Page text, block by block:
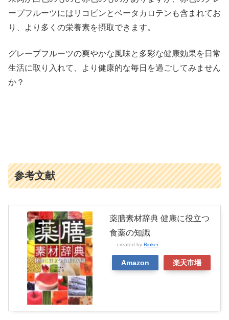
ープフルーツにはリコピンとベータカロテンも含まれてお
り、より多くの栄養素を摂取できます。
グレープフルーツの爽やかな風味と多彩な健康効果を日常
生活に取り入れて、より健康的な毎日を過ごしてみません
か？
参考文献
薬膳素材辞典 健康に役立つ
食薬の知識
created by Rinker
Amazon 楽天市場